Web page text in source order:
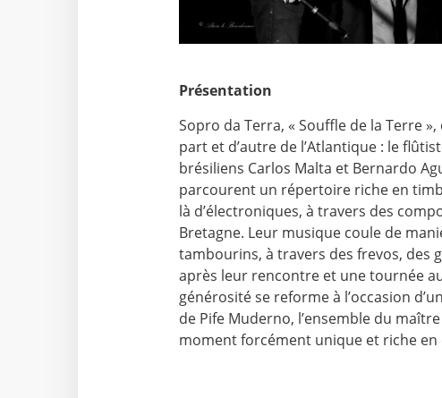
Présentation
Sopro da Terra, « Souffle de la Terre
part et d’autre de l’Atlantique : le
brésiliens Carlos Malta et Bernardo
parcourent un répertoire riche en
là d’électroniques, à travers des
Bretagne. Leur musique coule de
tambourins, à travers des frevos, des
après leur rencontre et une tournée
générosité se reforme à l’occasion
de Pife Muderno, l’ensemble du
moment forcément unique et riche en